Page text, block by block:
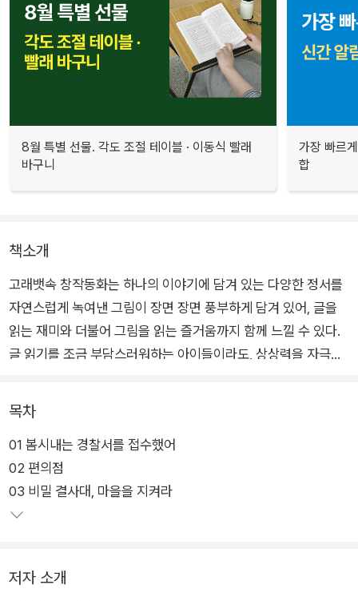
8월 특별 선물. 각도 조절 테이블 · 이동식 빨래
바구니
가장 빠르
합
책소개
고래뱃속 창작동화는 하나의 이야기에 담겨 있는 다양한 정서를
자연스럽게 녹여낸 그림이 장면 장면 풍부하게 담겨 있어, 글을
읽는 재미와 더불어 그림을 읽는 즐거움까지 함께 느낄 수 있다.
글 읽기를 조금 부담스러워하는 아이들이라도, 상상력을 자극시
마치 그림책을 읽는 것처럼 술술 책장을 넘기게 될 것이다.
목차
01 봄시내는 경찰서를 접수했어
02 편의점
03 비밀 결사대, 마을을 지켜라
저자 소개